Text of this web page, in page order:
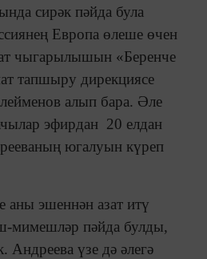
сирәк пәйда була
Европа өлеше өчен
чыгарылышын «Беренче
тапшыру дирекциясе
алып бара. Әле
эфирдан 20 елдан
югалуын күреп
аны эшеннән азат итү
мимешләр пәйда булды,
Андреева үзе дә әлегә